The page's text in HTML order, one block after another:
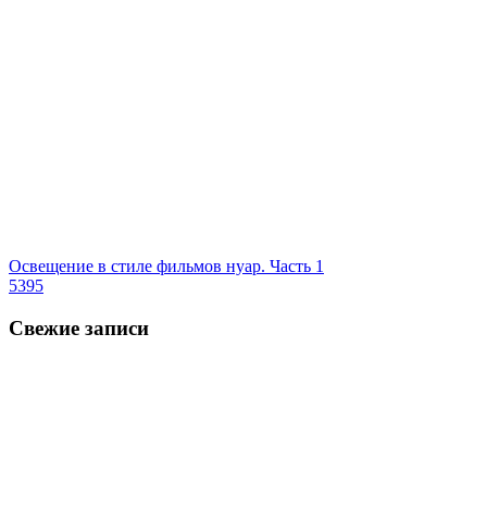
Освещение в стиле фильмов нуар. Часть 1
5395
Свежие записи